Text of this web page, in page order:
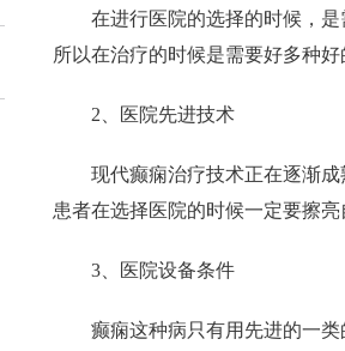
在进行医院的选择的时候，
所以在治疗的时候是需要好多种
2、医院先进技术
现代癫痫治疗技术正在逐渐
患者在选择医院的时候一定要擦
3、医院设备条件
癫痫这种病只有用先进的一